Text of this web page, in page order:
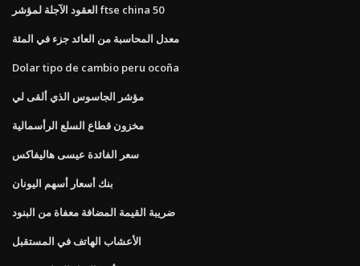
العقود الآجلة لمؤشر ftse china 50
معدل المحاسبة من العائد جزء في المئة
Dolar tipo de cambio peru ocoña
مؤشر الجاسوس الذي ألقى لي
مخزون قطاع السلع الرأسمالية
سعر الفائدة عيسى هاليفاكس
بنك أسعار أسهم اليونان
ضريبة القيمة المضافة معفاة من البنود
الأعشاب الهاتف في المستقبل